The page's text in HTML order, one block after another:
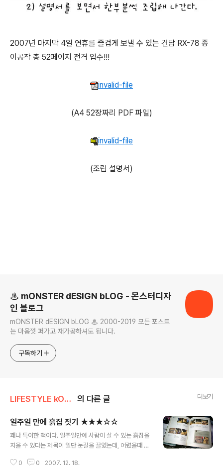
2007년 마지막 4일 연휴를 즐겁게 보낼 수 있는 건담 RX-78 종
이공작 총 52페이지 전격 입수!!!
invalid-file
(A4 52장짜리 PDF 파일)
invalid-file
(조립 설명서)
♨ mONSTER dESIGN bLOG - 몬스터디자
인 블로그
mONSTER dESIGN bLOG ♨ 2000-2019 모든 포스트
는 마음껏 퍼가고 재가공하셔도 됩니다.
구독하기
LIFESTYLE kONTEXT 의 다른 글 더보기
일주일 만에 흙집 짓기 ★★★☆☆
꽤나 특이한 책이다. 일주일만에 사람이 살 수 있는 흙집을
지을 수 있다는 제목이 일단 눈길을 끌었는데, 어렸을때 놀
그리고 일주일간 하루하루마다의 작업 공정등이 정리되어
0 0 2007. 12. 18.